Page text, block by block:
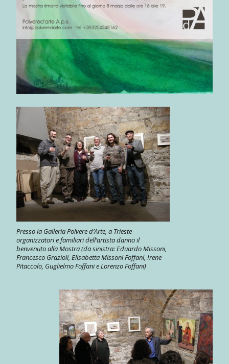
Presso la Galleria Polvere d’Arte, a Trieste
organizzatori e familiari dell’artista danno il
benvenuto alla Mostra (da sinistra: Eduardo Missoni,
Francesco Grazioli, Elisabetta Missoni Foffani, Irene
Pitaccolo, Guglielmo Foffani e Lorenzo Foffani)